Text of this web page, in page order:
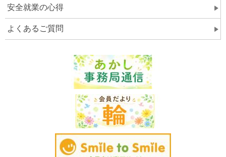
安全就業の心得
よくあるご質問